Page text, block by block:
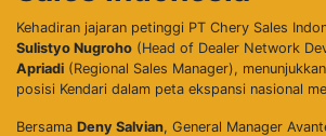
​Kehadiran jajaran petinggi PT Chery Sales
Sulistyo Nugroho (Head of Dealer Network
Apriadi (Regional Sales Manager),
posisi Kendari dalam peta ekspansi nasional
​Bersama Deny Salvian, General Manager